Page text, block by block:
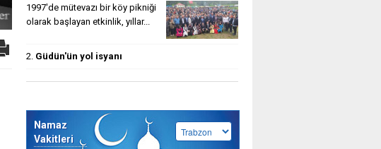
1997'de mütevazı bir köy pikniği
olarak başlayan etkinlik, yıllar...
2. Güdün'ün yol isyanı
Namaz
Vakitleri